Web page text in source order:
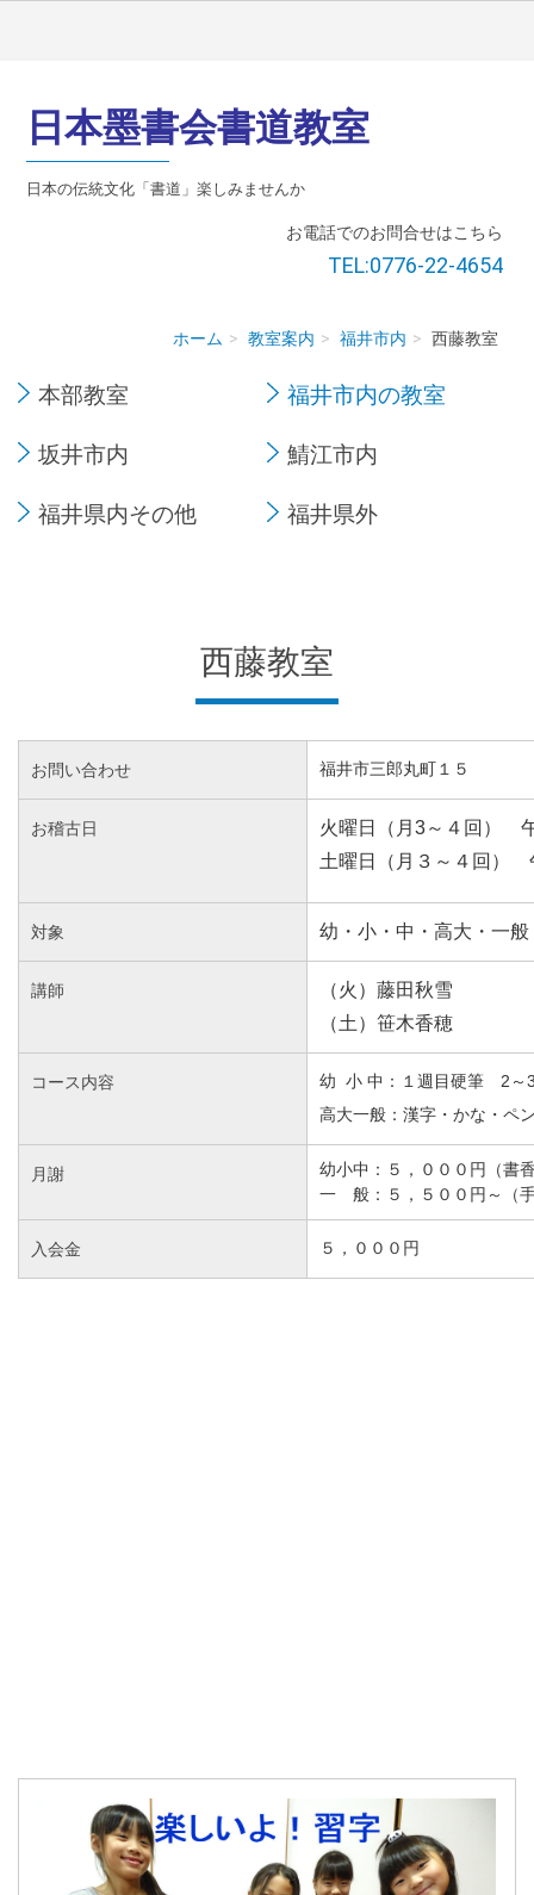
日本墨書会書道教室
日本の伝統文化「書道」楽しみませんか
お電話でのお問合せはこちら
TEL:0776-22-4654
ホーム 教室案内 福井市内 西藤教室
本部教室 福井市内の教室
坂井市内 鯖江市内
福井県内その他 福井県外
西藤教室
お問い合わせ 福井市三郎丸町１５
お稽古日 火曜日（月3～ ４回）
土曜日（月３～４回）
対象 幼・小・中・高大・一般
講師
（火）藤田秋雪
（土）笹木香穂
コース内容
幼 小 中：１週目硬筆 2～
高大一般：漢字・かな・ペ
月謝
幼小中：５，０００円（書
一 般：５，５００円～（
入会金 ５，０００円